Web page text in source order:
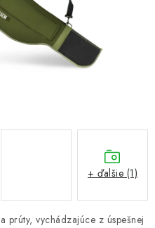
prúty, vychádzajúce z úspešnej
+ ďalšie (1)